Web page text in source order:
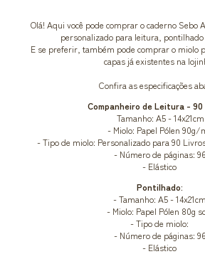
Olá! Aqui você pode comprar o caderno Sebo
personalizado para leitura,
E se preferir, também pode comprar o miolo
capas já existentes na
Confira as especificações
Companheiro de Leitura - 90
Tamanho: A5 - 14x21cm
- Miolo: Papel Pólen 90g/
- Tipo de miolo: Personalizado para 90
- Número de páginas: 96
- Elástico
Pontilhado:
- Tamanho: A5 - 14x21cm
- Miolo: Papel Pólen 80g
- Tipo de miolo:
- Número de páginas: 96
- Elástico